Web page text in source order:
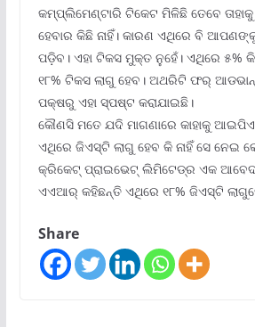
କମ୍ପ୍ଲିମେଣ୍ଟାରି ଟିକେଟ ମିଳିଛି ତେବେ
ହେବାର କିଛି ନାହିଁ। କାରଣ ଏଥିରେ ବି
ପଡ଼ିବ। ଏହା ଟିକସ ମୁକ୍ତ ନୁହେଁ। ଏଥିରେ ୫% କି
୧୮% ଟିକସ ଲାଗୁ ହେବ। ଅଥରିଟି ଫର୍
ପକ୍ଷରୁ ଏହା ସ୍ପଷ୍ଟ କରାଯାଇଛି।
କୌଣସି ମତେ ଯଦି ମାଗଣାରେ କାହାକୁ
ଏଥିରେ ଜିଏସ୍ଟି ଲାଗୁ ହେବ କି ନାହିଁ ସେ ନେଇ
କ୍ରିକେଟ୍ ପ୍ରାଇଭେଟ୍ ଲିମିଟେଡ୍ର ଏକ
ଏଏଆର୍ କହିଛନ୍ତି ଏଥିରେ ୧୮% ଜିଏସ୍ଟି
Share